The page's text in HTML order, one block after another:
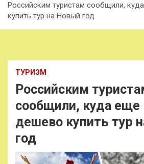
Российским туристам сообщили,
купить тур на Новый год
ТУРИЗМ
Российским
сообщили, куда
дешево купить тур
год